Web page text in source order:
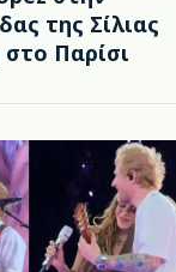
της Σίλιας
Παρίσι